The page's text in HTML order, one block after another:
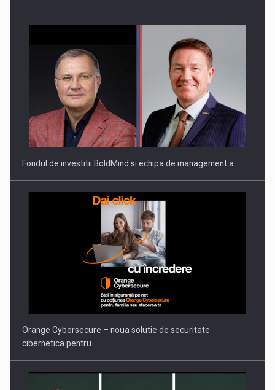
Fondul de investitii BoldMind si echipa de management a…
Orange Cybersecure – noua solutie de securitate
cibernetica pentru…